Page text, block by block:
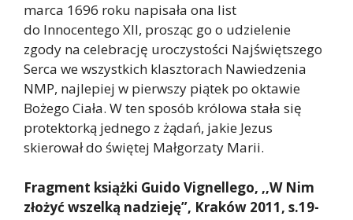
marca 1696 roku napisała ona list
do Innocentego XII, prosząc go o udzielenie
zgody na celebrację uroczystości Najświętszego
Serca we wszystkich klasztorach Nawiedzenia
NMP, najlepiej w pierwszy piątek po oktawie
Bożego Ciała. W ten sposób królowa stała się
protektorką jednego z żądań, jakie Jezus
skierował do świętej Małgorzaty Marii.
Fragment książki Guido Vignellego, ,,W Nim
złożyć wszelką nadzieję”, Kraków 2011, s.19-